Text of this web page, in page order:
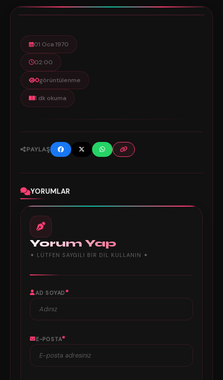
01 Oca 1970
02:00
0görüntülenme
1 dk okuma
PAYLAŞ
YORUMLAR
Yorum Yap
✦ LÜTFEN SAYGILI BIR DIL KULLANIN ✦
AD SOYAD*
E-POSTA*